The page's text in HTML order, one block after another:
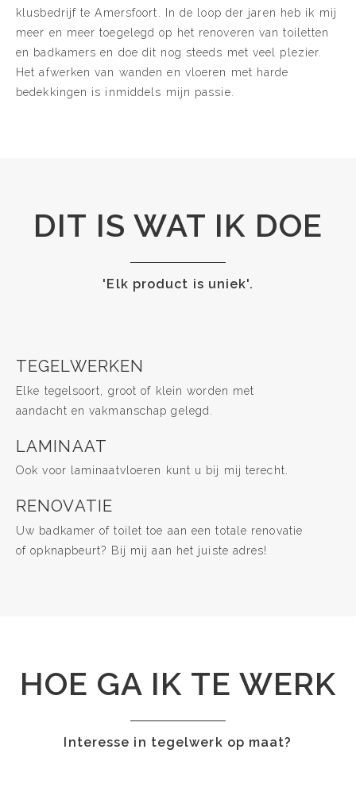
klusbedrijf te Amersfoort. In de loop der jaren heb ik mij
meer en meer toegelegd op het renoveren van toiletten
en badkamers en doe dit nog steeds met veel plezier.
Het afwerken van wanden en vloeren met harde
bedekkingen is inmiddels mijn passie.
DIT IS WAT IK DOE
'Elk product is uniek'.
TEGELWERKEN
Elke tegelsoort, groot of klein worden met
aandacht en vakmanschap gelegd.
LAMINAAT
Ook voor laminaatvloeren kunt u bij mij terecht.
RENOVATIE
Uw badkamer of toilet toe aan een totale renovatie
of opknapbeurt? Bij mij aan het juiste adres!
HOE GA IK TE WERK
Interesse in tegelwerk op maat?